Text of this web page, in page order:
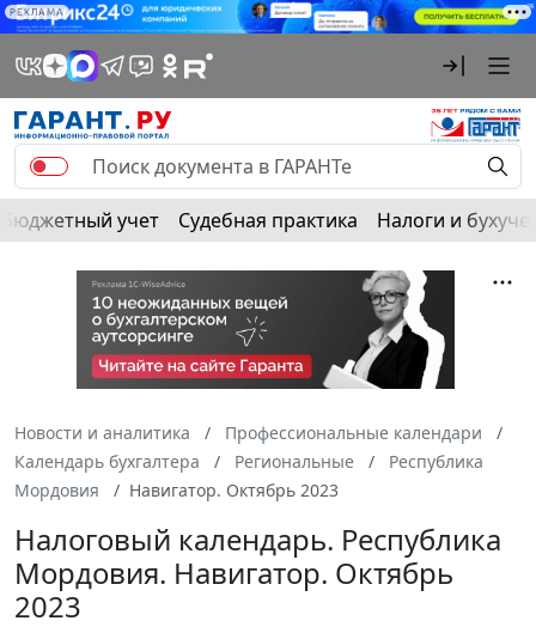
РЕКЛАМА
Бюджетный учет Судебная практика Налоги и
Новости и аналитика
Профессиональные календари
Календарь бухгалтера
Региональные
Республика
Мордовия
Навигатор. Октябрь 2023
Налоговый календарь. Республика
Мордовия. Навигатор. Октябрь
2023